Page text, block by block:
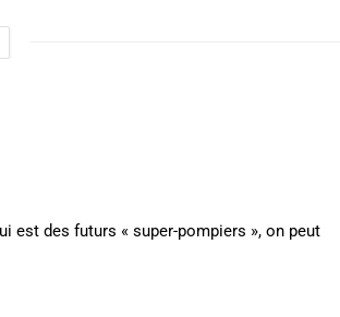
est des futurs « super-pompiers », on peut